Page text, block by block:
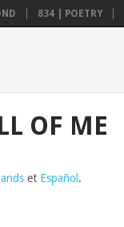
834 | POETRY
OF ME
et Español .